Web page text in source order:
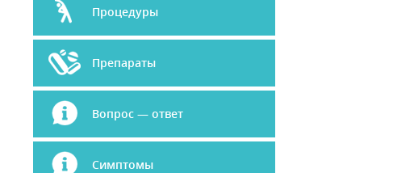
Процедуры
Препараты
Вопрос — ответ
Симптомы